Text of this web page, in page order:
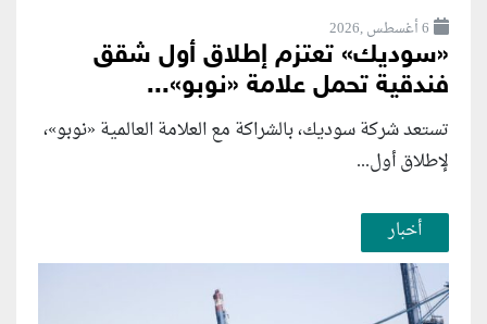
6 أغسطس ,2026
«سوديك» تعتزم إطلاق أول شقق
فندقية تحمل علامة «نوبو»...
تستعد شركة سوديك، بالشراكة مع العلامة العالمية «نوبو»،
لإطلاق أول...
أخبار